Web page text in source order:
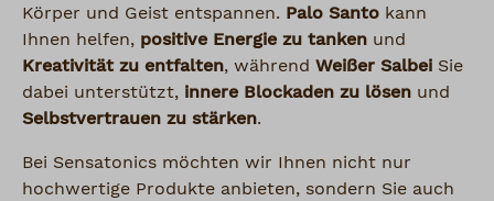
Körper und Geist entspannen. Palo Santo kann
Ihnen helfen, positive Energie zu tanken und
Kreativität zu entfalten, während Weißer Salbei Sie
dabei unterstützt, innere Blockaden zu lösen und
Selbstvertrauen zu stärken.
Bei Sensatonics möchten wir Ihnen nicht nur
hochwertige Produkte anbieten, sondern Sie auch